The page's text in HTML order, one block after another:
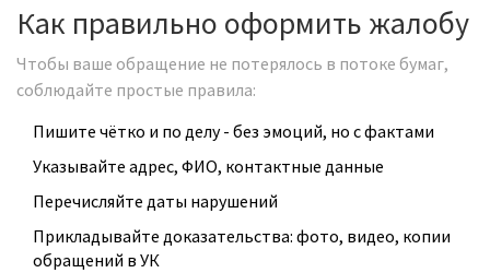
Как правильно оформить жалобу
Чтобы ваше обращение не потерялось в потоке бумаг,
соблюдайте простые правила:
Пишите чётко и по делу - без эмоций, но с фактами
Указывайте адрес, ФИО, контактные данные
Перечисляйте даты нарушений
Прикладывайте доказательства: фото, видео, копии
обращений в УК